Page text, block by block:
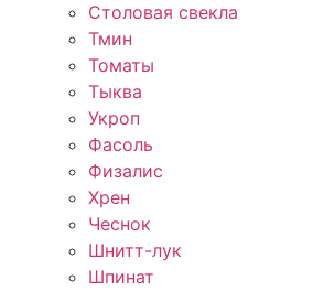
Столовая свекла
Тмин
Томаты
Тыква
Укроп
Фасоль
Физалис
Хрен
Чеснок
Шнитт-лук
Шпинат